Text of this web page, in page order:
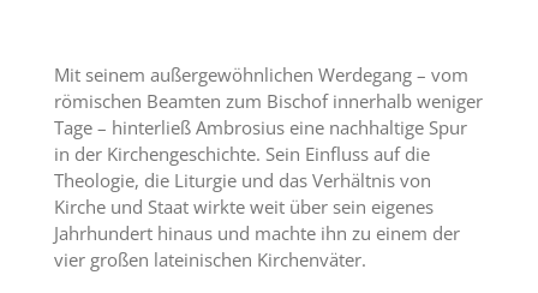
Mit seinem außergewöhnlichen Werdegang – vom
römischen Beamten zum Bischof innerhalb weniger
Tage – hinterließ Ambrosius eine nachhaltige Spur
in der Kirchengeschichte. Sein Einfluss auf die
Theologie, die Liturgie und das Verhältnis von
Kirche und Staat wirkte weit über sein eigenes
Jahrhundert hinaus und machte ihn zu einem der
vier großen lateinischen Kirchenväter.